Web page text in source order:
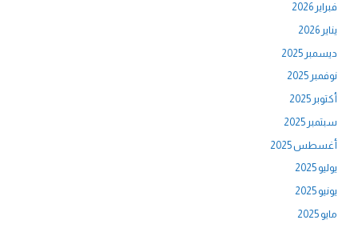
فبراير 2026
يناير 2026
ديسمبر 2025
نوفمبر 2025
أكتوبر 2025
سبتمبر 2025
أغسطس 2025
يوليو 2025
يونيو 2025
مايو 2025